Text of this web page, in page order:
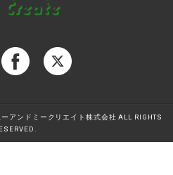
アンドミークリエイト株式会社 ALL RIGHTS